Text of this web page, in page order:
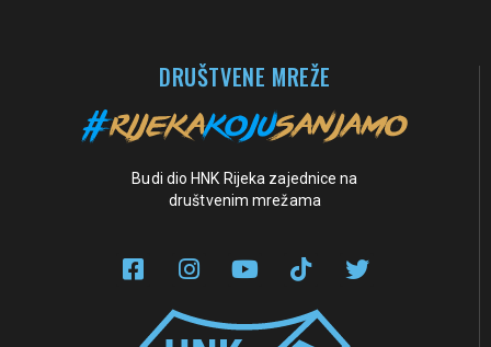
DRUŠTVENE MREŽE
Budi dio HNK Rijeka zajednice na
društvenim mrežama